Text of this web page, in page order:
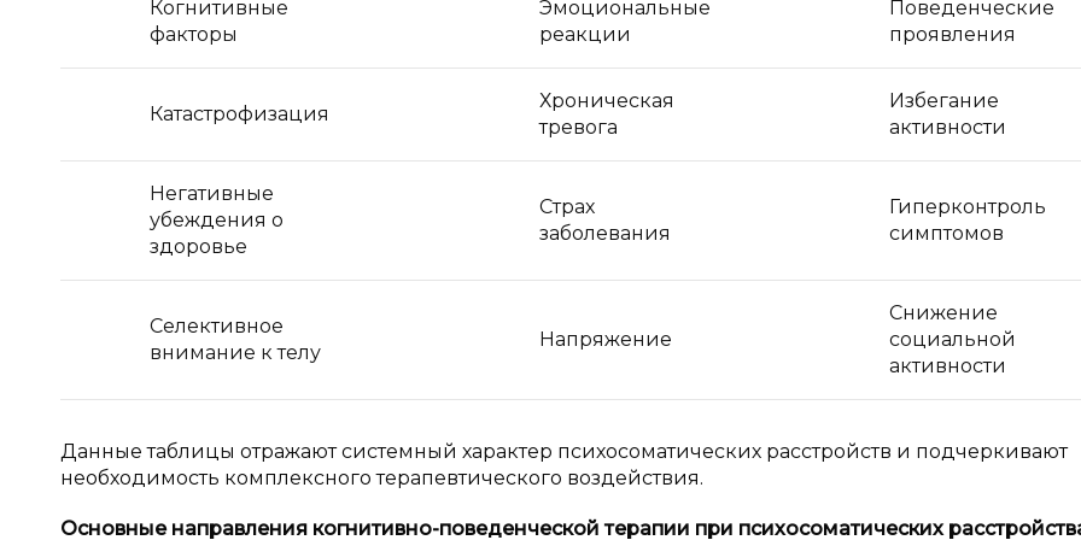
Когнитивные
факторы
Эмоциональные
реакции
Поведенческие
проявления
Катастрофизация
Хроническая
тревога
Избегание
активности
Негативные
убеждения о
здоровье
Страх
заболевания
Гиперконтроль
симптомов
Селективное
внимание к телу
Напряжение
Снижение
социальной
активности
Данные таблицы отражают системный характер психосоматических расстройств и подчеркивают
необходимость комплексного терапевтического воздействия.
Основные направления когнитивно-поведенческой терапии при психосоматических